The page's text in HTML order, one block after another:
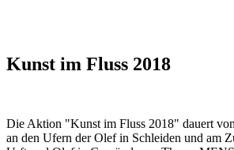
Kunst im Fluss 2018
Die Aktion "Kunst im Fluss 2018" dauert
an den Ufern der Olef in Schleiden und am